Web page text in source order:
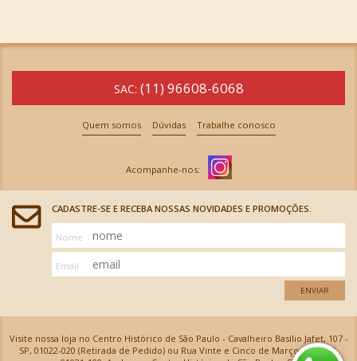
SAC: (11) 96608-6068
Quem somos Dúvidas Trabalhe conosco
CADASTRE-SE E RECEBA NOSSAS NOVIDADES E PROMOÇÕES.
Nome
Email
ENVIAR
Visite nossa loja no Centro Histórico de São Paulo - Cavalheiro Basílio Jafet, 107 -
SP, 01022-020 (Retirada de Pedido) ou Rua Vinte e Cinco de Março, 576 - SP,